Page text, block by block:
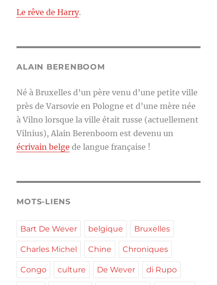
Le rêve de Harry.
ALAIN BERENBOOM
Né à Bruxelles d’un père venu d’une petite ville
près de Varsovie en Pologne et d’une mère née
à Vilno lorsque la ville était russe (actuellement
Vilnius), Alain Berenboom est devenu un
écrivain belge de langue française !
MOTS-LIENS
Bart De Wever belgique Bruxelles
Charles Michel Chine Chroniques
Congo culture De Wever di Rupo